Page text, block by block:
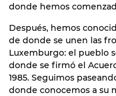
donde hemos
Después, hemos
de donde se unen las
Luxemburgo: el pueblo
donde se firmó el
1985. Seguimos
donde conocemos a su